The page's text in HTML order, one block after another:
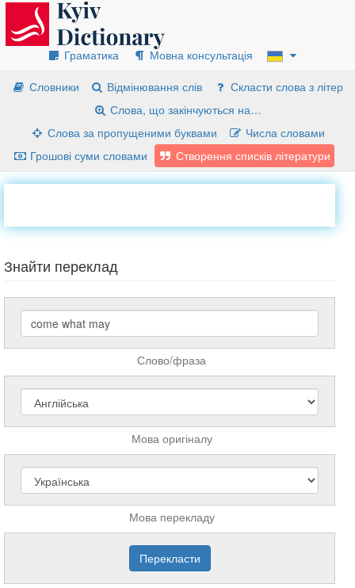
Граматика
Мовна консультація
Словники
Відмінювання слів
Скласти слова з літер
Слова, що закінчуються на…
Слова за пропущеними буквами
Числа словами
Грошові суми словами
Створення списків літератури
Знайти переклад
Слово/фраза
Мова оригіналу
Мова перекладу